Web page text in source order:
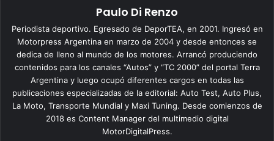
Paulo Di Renzo
Periodista deportivo. Egresado de DeporTEA, en 2001. Ingresó en
Motorpress Argentina en marzo de 2004 y desde entonces se
dedica de lleno al mundo de los motores. Arrancó produciendo
contenidos para los canales “Autos” y “TC 2000” del portal Terra
Argentina y luego ocupó diferentes cargos en todas las
publicaciones especializadas de la editorial: Auto Test, Auto Plus,
La Moto, Transporte Mundial y Maxi Tuning. Desde comienzos de
2018 es Content Manager del multimedio digital
MotorDigitalPress.